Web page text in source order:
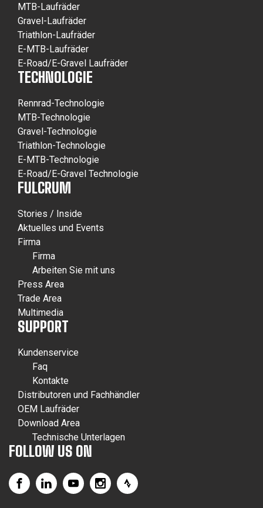
MTB-Laufräder
Gravel-Laufräder
Triathlon-Laufräder
E-MTB-Laufräder
E-Road/E-Gravel Laufräder
TECHNOLOGIE
Rennrad-Technologie
MTB-Technologie
Gravel-Technologie
Triathlon-Technologie
E-MTB-Technologie
E-Road/E-Gravel Technologie
FULCRUM
Stories / Inside
Aktuelles und Events
Firma
Firma
Arbeiten Sie mit uns
Press Area
Trade Area
Multimedia
SUPPORT
Kundenservice
Faq
Kontakte
Distributoren und Fachhändler
OEM Laufräder
Download Area
Technische Unterlagen
FOLLOW US ON